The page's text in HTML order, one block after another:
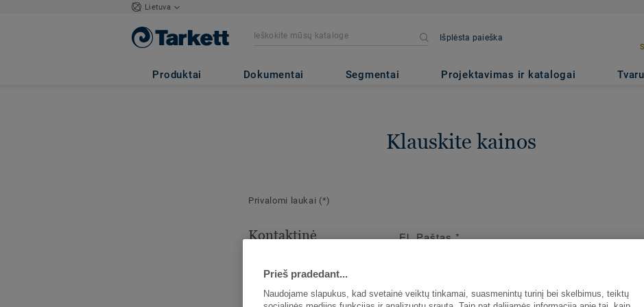
Lietuva
Išplėsta paieška
Produktai Dokumentai Segmentai Projektavimas ir katalogai
Klauskite kainos
Privalomi laukai (*)
Kontaktinė
Nurodykite šio užsakymo
El. Paštas*
Prieš pradedant...
Naudojame slapukus, kad svetainė veiktų tinkamai, suasmenintų turinį bei skelbimus, teiktų